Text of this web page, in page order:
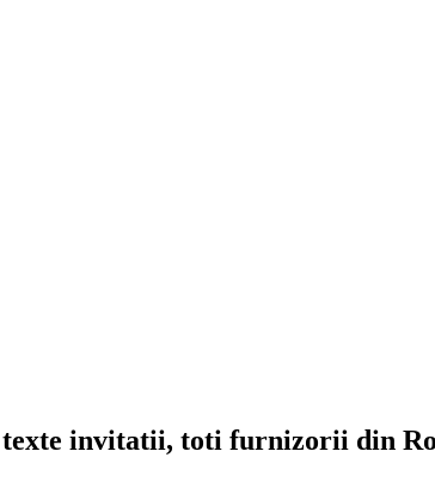
texte invitatii, toti furnizorii din